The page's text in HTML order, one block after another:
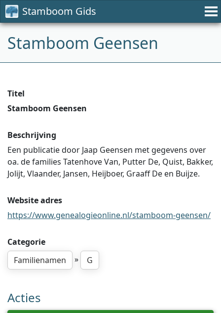
Stamboom Gids
Stamboom Geensen
Titel
Stamboom Geensen
Beschrijving
Een publicatie door Jaap Geensen met gegevens over
oa. de families Tatenhove Van, Putter De, Quist, Bakker,
Jolijt, Vlaander, Jansen, Heijboer, Graaff De en Buijze.
Website adres
https://www.genealogieonline.nl/stamboom-geensen/
Categorie
Familienamen
» G
Acties